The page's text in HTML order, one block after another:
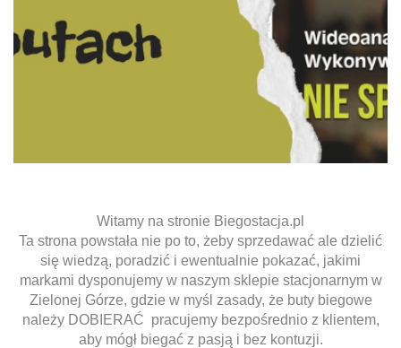
Witamy na stronie Biegostacja.pl
Ta strona powstała nie po to, żeby sprzedawać ale dzielić
się wiedzą, poradzić i ewentualnie pokazać, jakimi
markami dysponujemy w naszym sklepie stacjonarnym w
Zielonej Górze, gdzie w myśl zasady, że buty biegowe
należy DOBIERAĆ pracujemy bezpośrednio z klientem,
aby mógł biegać z pasją i bez kontuzji.